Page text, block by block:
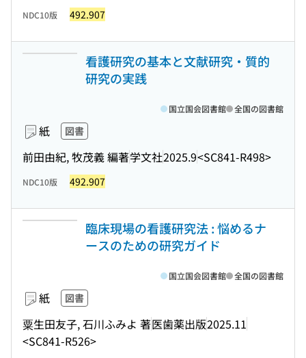
NDC10版 492.907
看護研究の基本と文献研究・質的
研究の実践
紙 図書
前田由紀, 牧茂義 編著学文社2025.9<SC841-R498>
国立国会図書館 全国の図書館
NDC10版 492.907
臨床現場の看護研究法 : 悩めるナ
ースのための研究ガイド
紙 図書
粟生田友子, 石川ふみよ 著医歯薬出版2025.11
<SC841-R526>
国立国会図書館 全国の図書館